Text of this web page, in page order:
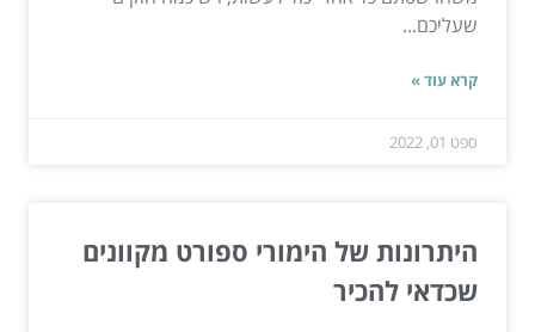
שעליכם...
קרא עוד »
ספט 01, 2022
היתרונות של הימורי ספורט מקוונים
שכדאי להכיר